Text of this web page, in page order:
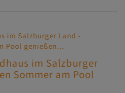
im Salzburger
Sommer am Pool